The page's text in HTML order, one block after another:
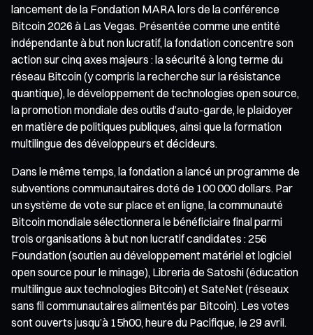
lancement de la Fondation MARA lors de la conférence
Bitcoin 2026 à Las Vegas. Présentée comme une entité
indépendante à but non lucratif, la fondation concentre son
action sur cinq axes majeurs : la sécurité à long terme du
réseau Bitcoin (y compris la recherche sur la résistance
quantique), le développement de technologies open source,
la promotion mondiale des outils d’auto-garde, le plaidoyer
en matière de politiques publiques, ainsi que la formation
multilingue des développeurs et décideurs.
Dans le même temps, la fondation a lancé un programme de
subventions communautaires doté de 100 000 dollars. Par
un système de vote sur place et en ligne, la communauté
Bitcoin mondiale sélectionnera le bénéficiaire final parmi
trois organisations à but non lucratif candidates : 256
Foundation (soutien au développement matériel et logiciel
open source pour le minage), Libreria de Satoshi (éducation
multilingue aux technologies Bitcoin) et SateNet (réseaux
sans fil communautaires alimentés par Bitcoin). Les votes
sont ouverts jusqu’à 15h00, heure du Pacifique, le 29 avril.